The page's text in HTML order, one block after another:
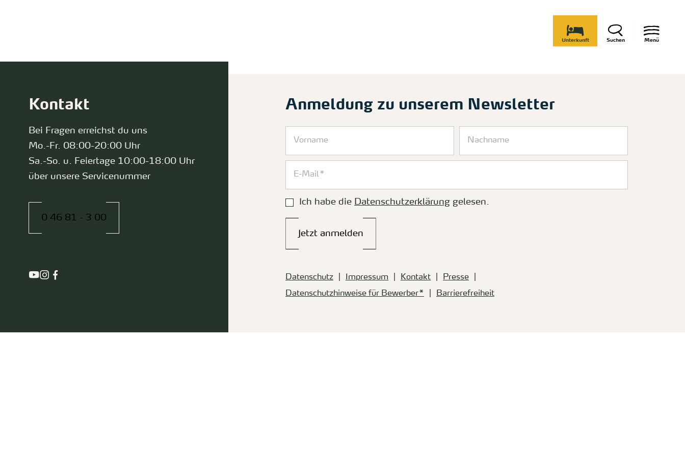
Menü
Suchen
Unterkunft
Anmeldung zu unserem Newsletter
Ich habe die Datenschutzerklärung gelesen.
Jetzt anmelden
Datenschutz Impressum Kontakt
Presse
Datenschutzhinweise für Bewerber*
Barrierefreiheit
Kontakt
Bei Fragen erreichst du uns
Mo.-Fr. 08:00-20:00 Uhr
Sa.-So. u. Feiertage 10:00-18:00 Uhr
über unsere Servicenummer
0 46 81 - 3 00